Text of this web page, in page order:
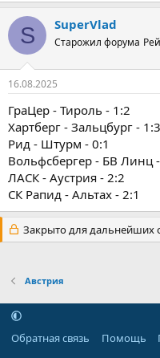
S SuperVlad
Старожил форума
16.08.2025
ГраЦер - Тироль - 1:2
Хартберг - Зальцбург - 1:3
Рид - Штурм - 0:1
Вольфсбергер - БВ Линц
ЛАСК - Аустрия - 2:2
СК Рапид - Альтах - 2:1
Закрыто для дальнейших
Австрия
Обратная связь Помощь